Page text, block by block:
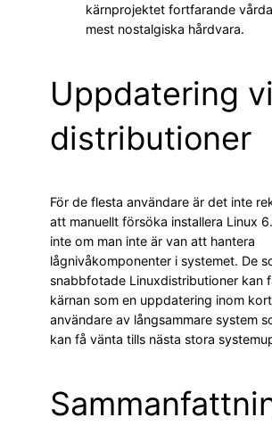
kärnprojektet fortfarande
mest nostalgiska hårdvara.
Uppdatering
distributioner
För de flesta användare är det inte
att manuellt försöka installera Linux
inte om man inte är van att hantera
lågnivåkomponenter i systemet. De
snabbfotade Linuxdistributioner kan
kärnan som en uppdatering inom
användare av långsammare system
kan få vänta tills nästa stora